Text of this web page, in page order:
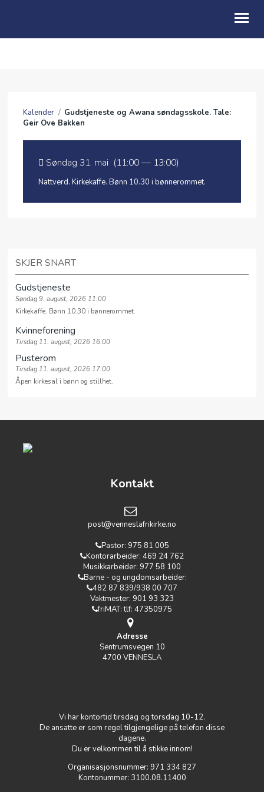
MØTEPUNKTER
UNDERVISNING
Kalender / Gudstjeneste og Awana søndagsskole. Tale:
Geir Ove Bakken
Søndag 31. mai (11:00 — 13:00)
Nattverd. Kirkekaffe. Bønn 10.30 i bønnerommet.
SKJER SNART
Gudstjeneste
Søndag 9. august, 2026 11:00
Kirkekaffe. Bønn 10.30 i bønnerommet.
Kvinneforening
Tirsdag 11. august, 2026 16:00
Pusterom
Tirsdag 11. august, 2026 17:00
Åpen kirkesal i bønn og stillhet.
Kontakt
post@venneslafrikirke.no
Pastor: 975 81 005‬
Kontorarbeider: 469 24 762
Musikkarbeider: 977 58 100
Barne - og ungdomsarbeider:
482 87 839‬/938 00 707
Vaktmester: ‭901 93 323‬
friMAT: tlf: 47350975
Adresse
Sentrumsvegen 10
4700 VENNESLA
Vi har kontortid tirsdag og torsdag 10-12.
De ansatte er som regel tilgjengelige på telefon disse
dagene.
Du er velkommen til å stikke innom!
Organisasjonsnummer: 971 334 827
Kontonummer: 3100.08.11400